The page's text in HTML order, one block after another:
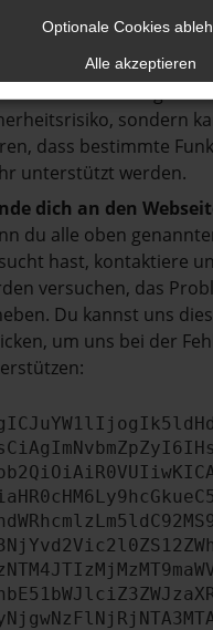
auf dem
Software birgt
sondern
dass bestimmte
unterstützt werden.
dich an den
du alle oben
hast, kontaktiere
versuchen, das
Du kannst uns
um uns bei der
Optionale Cookies
Alle akzeptieren